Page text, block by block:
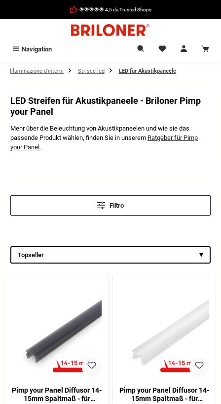
🌟🌟🌟🌟🌟 4,5 da Trusted Shops
Navigation
Illuminazione d'interni Strisce led LED für Akustikpaneele
LED Streifen für Akustikpaneele - Briloner Pimp
your Panel
Mehr über die Beleuchtung von Akustikpaneelen und wie sie das
passende Produkt wählen, finden Sie in unserem Ratgeber für Pimp
your Panel.
Filtro
Topseller ▾
Pimp your Panel Diffusor 14-
15mm Spaltmaß - für
Pimp your Panel Diffusor 14-
15mm Spaltmaß - für